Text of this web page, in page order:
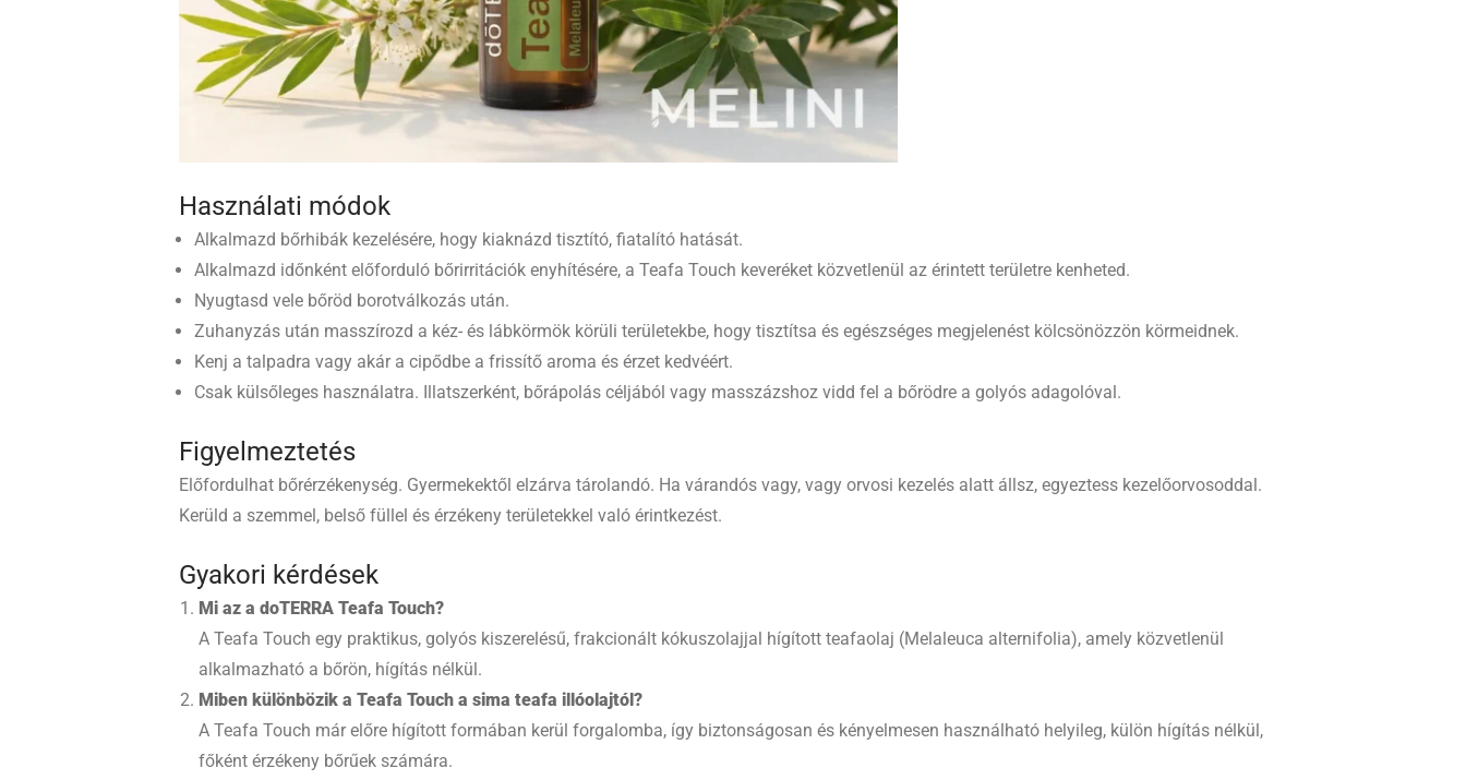
Használati módok
Alkalmazd bőrhibák kezelésére, hogy kiaknázd tisztító, fiatalító hatását.
Alkalmazd időnként előforduló bőrirritációk enyhítésére, a Teafa Touch keveréket közvetlenül az érintett területre kenheted.
Nyugtasd vele bőröd borotválkozás után.
Zuhanyzás után masszírozd a kéz- és lábkörmök körüli területekbe, hogy tisztítsa és egészséges megjelenést kölcsönözzön körmeidnek.
Kenj a talpadra vagy akár a cipődbe a frissítő aroma és érzet kedvéért.
Csak külsőleges használatra. Illatszerként, bőrápolás céljából vagy masszázshoz vidd fel a bőrödre a golyós adagolóval.
Figyelmeztetés
Előfordulhat bőrérzékenység. Gyermekektől elzárva tárolandó. Ha várandós vagy, vagy orvosi kezelés alatt állsz, egyeztess kezelőorvosoddal.
Kerüld a szemmel, belső füllel és érzékeny területekkel való érintkezést.
Gyakori kérdések
Mi az a doTERRA Teafa Touch?
A Teafa Touch egy praktikus, golyós kiszerelésű, frakcionált kókuszolajjal hígított teafaolaj (Melaleuca alternifolia), amely közvetlenül
alkalmazható a bőrön, hígítás nélkül.
Miben különbözik a Teafa Touch a sima teafa illóolajtól?
A Teafa Touch már előre hígított formában kerül forgalomba, így biztonságosan és kényelmesen használható helyileg, külön hígítás nélkül,
főként érzékeny bőrűek számára.